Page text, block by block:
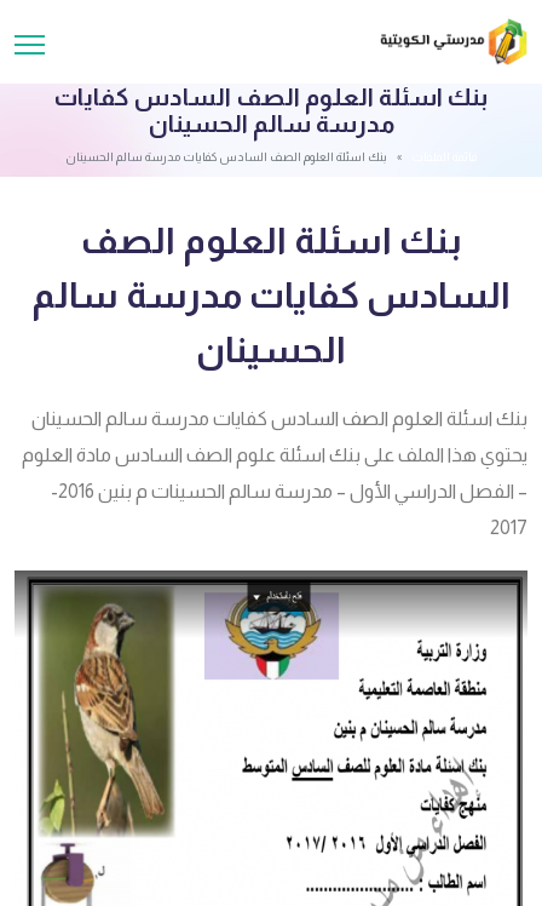
بنك اسئلة العلوم الصف السادس كفايات
مدرسة سالم الحسينان
بنك اسئلة العلوم الصف السادس كفايات مدرسة سالم الحسينان
بنك اسئلة العلوم الصف
السادس كفايات مدرسة سالم
الحسينان
بنك اسئلة العلوم الصف السادس كفايات مدرسة سالم الحسينان
يحتوي هذا الملف على بنك اسئلة علوم الصف السادس مادة العلوم
– الفصل الدراسي الأول – مدرسة سالم الحسينات م بنين 2016-
2017